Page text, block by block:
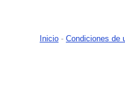
Inicio - Condiciones de